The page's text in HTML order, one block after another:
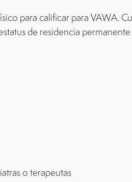
para calificar para VAWA.
de residencia
o terapeutas